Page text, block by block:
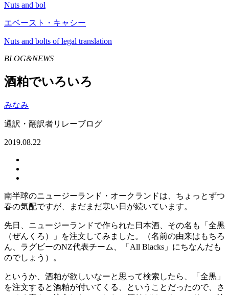
Nuts and bol
エベースト・キャシー
Nuts and bolts of legal translation
BLOG&NEWS
酒粕でいろいろ
みなみ
通訳・翻訳者リレーブログ
2019.08.22
南半球のニュージーランド・オークランドは、ちょっとずつ
春の気配ですが、まだまだ寒い日が続いています。
先日、ニュージーランドで作られた日本酒、その名も「全黒
（ぜんくろ）」を注文してみました。（名前の由来はもちろ
ん、ラグビーのNZ代表チーム、「All Blacks」にちなんだも
のでしょう）。
というか、酒粕が欲しいなーと思って検索したら、「全黒」
を注文すると酒粕が付いてくる、ということだったので、さ